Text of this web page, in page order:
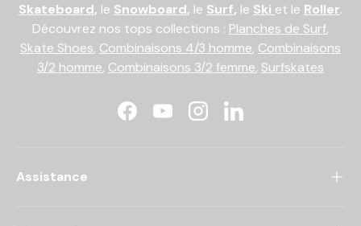
Skateboard, le Snowboard, le Surf, le Ski et le Roller.
Découvrez nos tops collections : Planches de Surf,
Skate Shoes, Combinaisons 4/3 homme, Combinaisons
3/2 homme, Combinaisons 3/2 femme, Surfskates
FacebookYouTubeInstagramLinkedIn
Assistance